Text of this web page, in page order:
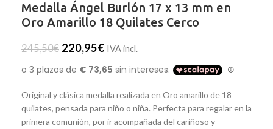
Medalla Ángel Burlón 17 x 13 mm en
Oro Amarillo 18 Quilates Cerco
245,50€ 220,95€ IVA incl.
Original y clásica medalla realizada en Oro amarillo de 18
quilates, pensada para niño o niña. Perfecta para regalar en la
primera comunión, por ir acompañada del cariñoso y